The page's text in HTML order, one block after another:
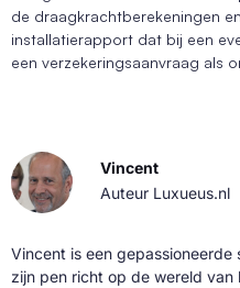
de draagkrachtberekeningen
installatierapport dat bij een
een verzekeringsaanvraag als
Vincent
Auteur Luxueus.nl
Vincent is een
zijn pen richt op de wereld van